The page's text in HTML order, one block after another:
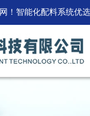
！智能化配料系统优选